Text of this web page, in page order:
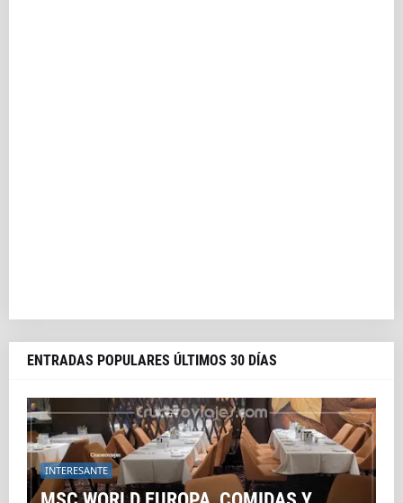
ENTRADAS POPULARES ÚLTIMOS 30 DÍAS
INTERESANTE